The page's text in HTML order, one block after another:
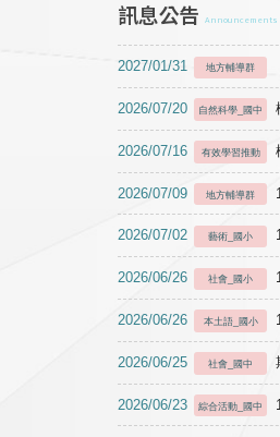
訊息公告 Announcements
2027/01/31 地方輔導群
2026/07/20 自然科學_國中
2026/07/16 有效學習推動
2026/07/09 地方輔導群
2026/07/02 藝術_國小
2026/06/26 社會_國小
2026/06/26 本土語_國小
2026/06/25 社會_國中
2026/06/23 綜合活動_國中